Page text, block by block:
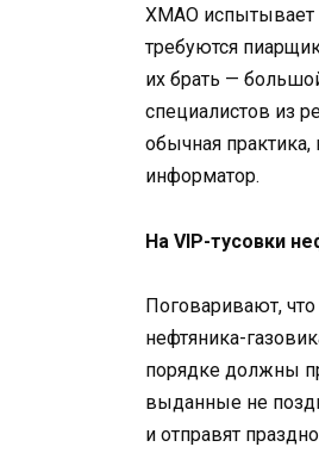
ХМАО испытывает
требуются
их брать —
специалистов из
обычная
информатор.
На VIP-тусовки
Поговаривают,
нефтяника-
порядке должны
выданные не
и отправят